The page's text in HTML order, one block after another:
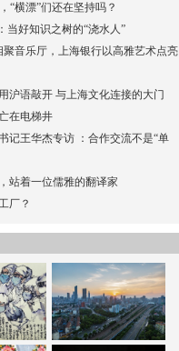
“横漂”们还在坚持吗？
当好知识之树的“浇水人”
聚音乐厅，上海银行以高雅艺术点亮
沪语敲开 与上海文化连接的大门
在电梯井
记王华杰专访 ：合作交流不是“单
站着一位儒雅的翻译家
厂？